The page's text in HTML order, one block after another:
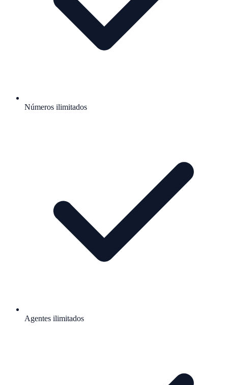
Números ilimitados
Agentes ilimitados